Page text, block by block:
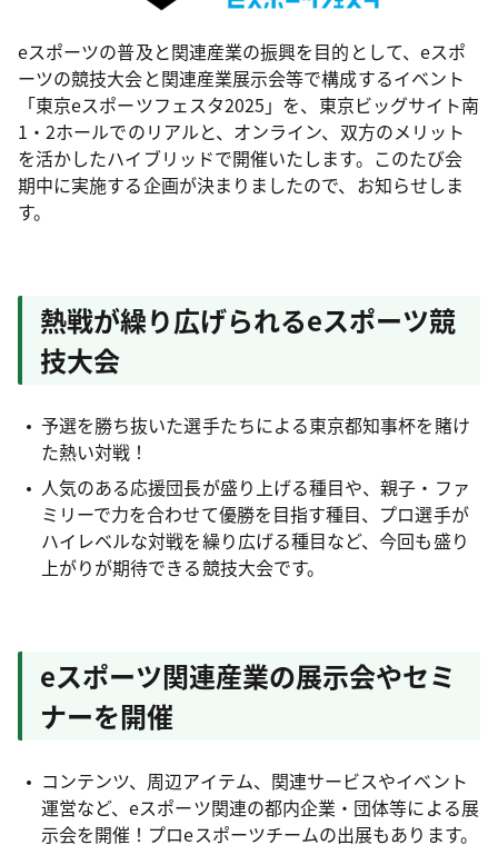
eスポーツの普及と関連産業の振興を目的として、eスポ
ーツの競技大会と関連産業展示会等で構成するイベント
「東京eスポーツフェスタ2025」を、東京ビッグサイト南
1・2ホールでのリアルと、オンライン、双方のメリット
を活かしたハイブリッドで開催いたします。このたび会
期中に実施する企画が決まりましたので、お知らせしま
す。
熱戦が繰り広げられるeスポーツ競
技大会
予選を勝ち抜いた選手たちによる東京都知事杯を賭け
た熱い対戦！
人気のある応援団長が盛り上げる種目や、親子・ファ
ミリーで力を合わせて優勝を目指す種目、プロ選手が
ハイレベルな対戦を繰り広げる種目など、今回も盛り
上がりが期待できる競技大会です。
eスポーツ関連産業の展示会やセミ
ナーを開催
コンテンツ、周辺アイテム、関連サービスやイベント
運営など、eスポーツ関連の都内企業・団体等による展
示会を開催！プロeスポーツチームの出展もあります。